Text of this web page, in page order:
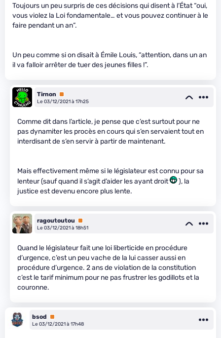
Toujours un peu surpris de ces décisions qui disent à l’État “oui,
vous violez la Loi fondamentale… et vous pouvez continuer à le
faire pendant un an”.
Un peu comme si on disait à Émile Louis, “attention, dans un an
il va falloir arrêter de tuer des jeunes filles !”.
Tirnon
Premium
Le 03/12/2021 à 17h25
Comme dit dans l’article, je pense que c’est surtout pour ne
pas dynamiter les procès en cours qui s’en servaient tout en
interdisant de s’en servir à partir de maintenant.
Mais effectivement même si le législateur est connu pour sa
lenteur (sauf quand il s’agit d’aider les ayant droit
), la
justice est devenu encore plus lente.
ragoutoutou
Premium
Le 03/12/2021 à 18h51
Quand le législateur fait une loi liberticide en procédure
d’urgence, c’est un peu vache de la lui casser aussi en
procédure d’urgence. 2 ans de violation de la constitution
c’est le tarif minimum pour ne pas frustrer les godillots et la
couronne.
bsod
Premium
Le 03/12/2021 à 17h48